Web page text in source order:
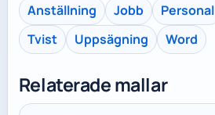
Anställning Jobb Personal
Tvist
Uppsägning Word
Relaterade mallar